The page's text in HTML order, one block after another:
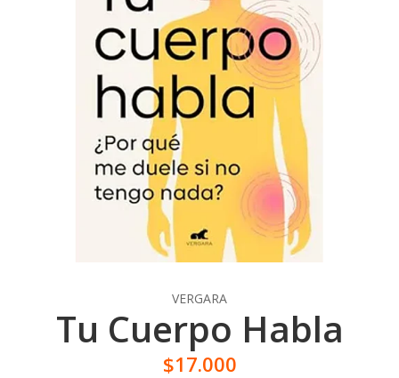
VERGARA
Tu Cuerpo Habla
$17.000